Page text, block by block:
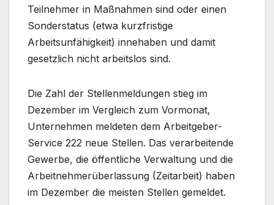
Teilnehmer in Maßnahmen sind oder einen
Sonderstatus (etwa kurzfristige
Arbeitsunfähigkeit) innehaben und damit
gesetzlich nicht arbeitslos sind.
Die Zahl der Stellenmeldungen stieg im
Dezember im Vergleich zum Vormonat,
Unternehmen meldeten dem Arbeitgeber-
Service 222 neue Stellen. Das verarbeitende
Gewerbe, die öffentliche Verwaltung und die
Arbeitnehmerüberlassung (Zeitarbeit) haben
im Dezember die meisten Stellen gemeldet.